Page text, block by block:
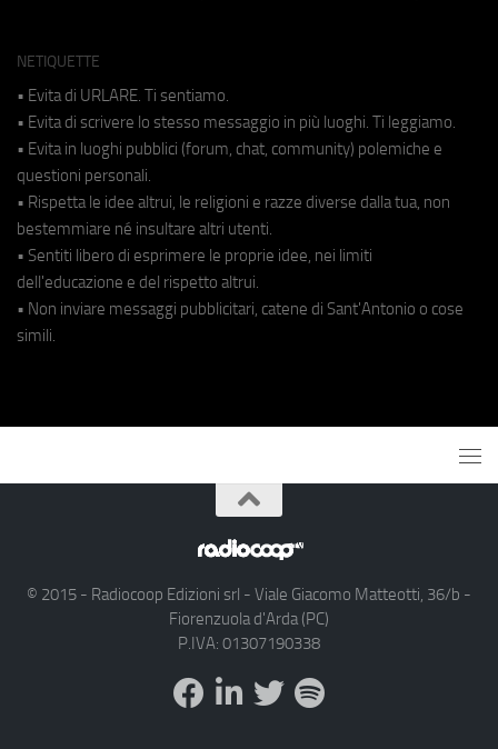
NETIQUETTE
• Evita di URLARE. Ti sentiamo.
• Evita di scrivere lo stesso messaggio in più luoghi. Ti leggiamo.
• Evita in luoghi pubblici (forum, chat, community) polemiche e
questioni personali.
• Rispetta le idee altrui, le religioni e razze diverse dalla tua, non
bestemmiare né insultare altri utenti.
• Sentiti libero di esprimere le proprie idee, nei limiti
dell'educazione e del rispetto altrui.
• Non inviare messaggi pubblicitari, catene di Sant'Antonio o cose
simili.
© 2015 - Radiocoop Edizioni srl - Viale Giacomo Matteotti, 36/b -
Fiorenzuola d'Arda (PC)
P.IVA: 01307190338